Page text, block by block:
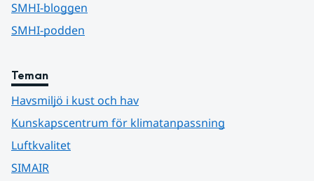
SMHI-bloggen
SMHI-podden
Teman
Havsmiljö i kust och hav
Kunskapscentrum för klimatanpassning
Luftkvalitet
SIMAIR